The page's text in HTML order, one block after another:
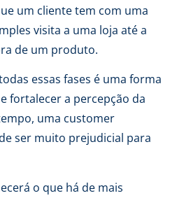
um cliente tem com uma
visita a uma loja até a
de um produto.
essas fases é uma forma
e fortalecer a percepção da
uma customer
ser muito prejudicial para
o que há de mais